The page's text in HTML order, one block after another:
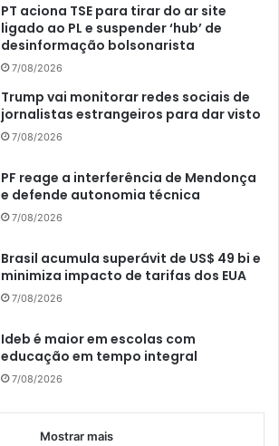
PT aciona TSE para tirar do ar site
ligado ao PL e suspender ‘hub’ de
desinformação bolsonarista
7/08/2026
Trump vai monitorar redes sociais de
jornalistas estrangeiros para dar visto
7/08/2026
PF reage a interferência de Mendonça
e defende autonomia técnica
7/08/2026
Brasil acumula superávit de US$ 49 bi e
minimiza impacto de tarifas dos EUA
7/08/2026
Ideb é maior em escolas com
educação em tempo integral
7/08/2026
Mostrar mais